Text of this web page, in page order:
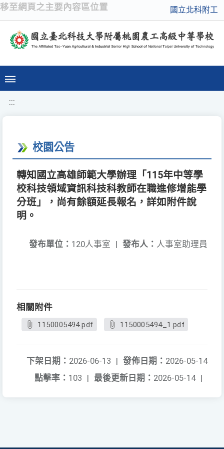
移至網頁之主要內容區位置 國立北科附工
:::
校園公告
轉知國立高雄師範大學辦理「115年中等學
校科技領域資訊科技科教師在職進修增能學
分班」，尚有餘額延長報名，詳如附件說
明。
發布人： 人事室助理員
發布單位： 120人事室 |
相關附件
1150005494.pdf 1150005494_1.pdf
發佈日期： 2026-05-14
下架日期： 2026-06-13 |
最後更新日期： 2026-05-14 |
點擊率： 103 |